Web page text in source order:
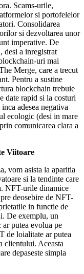
Scams-urile,
si portofelelor
Consolidarea
si dezvoltarea unor
imperative. De
desi a inregistrat
uri mai
Merge, care a trecut
Pentru a sustine
blockchain trebuie
date rapid si la costuri
adesea negativa
ecologic (desi in mare
comunicarea clara a
Viitoare
vom asista la aparitia
si la tendinte care
NFT-urile dinamice
deosebire de NFT-
in functie de
De exemplu, un
putea evolua pe
de loialitate ar putea
clientului. Aceasta
depaseste simpla